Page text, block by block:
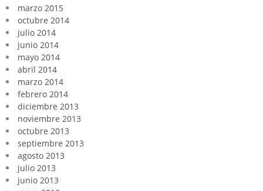
marzo 2015
octubre 2014
julio 2014
junio 2014
mayo 2014
abril 2014
marzo 2014
febrero 2014
diciembre 2013
noviembre 2013
octubre 2013
septiembre 2013
agosto 2013
julio 2013
junio 2013